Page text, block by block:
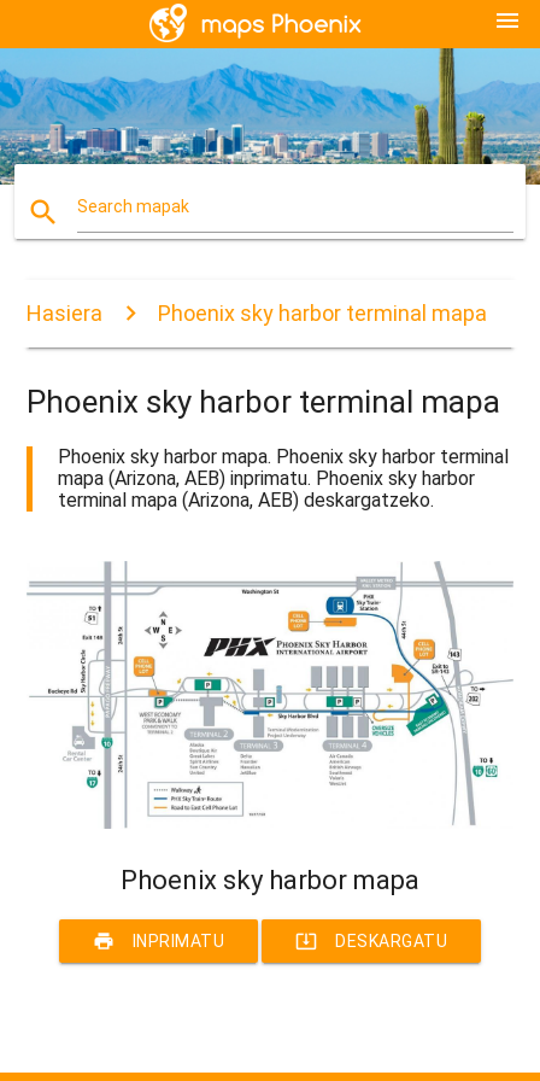
menu
search Search mapak
Hasiera Phoenix sky harbor terminal mapa
Phoenix sky harbor terminal mapa
Phoenix sky harbor mapa. Phoenix sky harbor terminal
mapa (Arizona, AEB) inprimatu. Phoenix sky harbor
terminal mapa (Arizona, AEB) deskargatzeko.
Phoenix sky harbor mapa
print INPRIMATU system_update_alt DESKARGATU